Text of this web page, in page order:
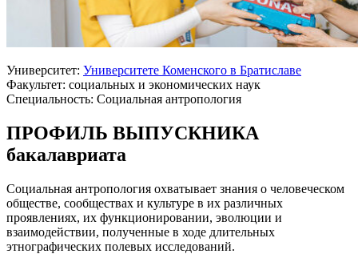
Университет: Университете Коменского в Братиславе
Факультет: социальных и экономических наук
Специальность: Социальная антропология
ПРОФИЛЬ ВЫПУСКНИКА
бакалавриата
Социальная антропология охватывает знания о человеческом
обществе, сообществах и культуре в их различных
проявлениях, их функционировании, эволюции и
взаимодействии, полученные в ходе длительных
этнографических полевых исследований.